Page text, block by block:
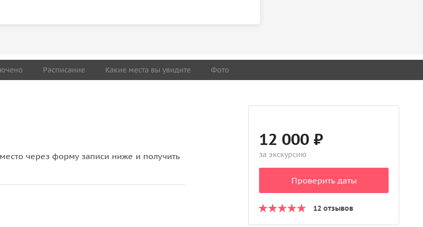
Расписание Какие места вы увидите Фото
через форму записи ниже и получить
12 000 ₽
за экскурсию
Проверить даты
12 отзывов